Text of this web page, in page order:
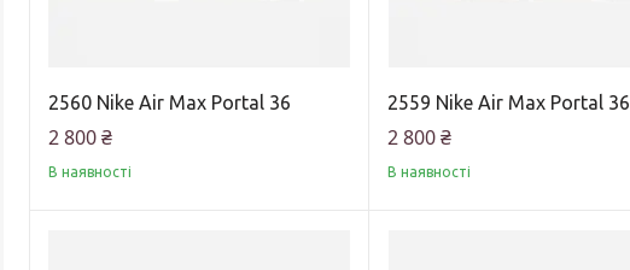
2560 Nike Air Max Portal 36
2 800 ₴
В наявності
2559 Nike Air Max Portal 36
2 800 ₴
В наявності